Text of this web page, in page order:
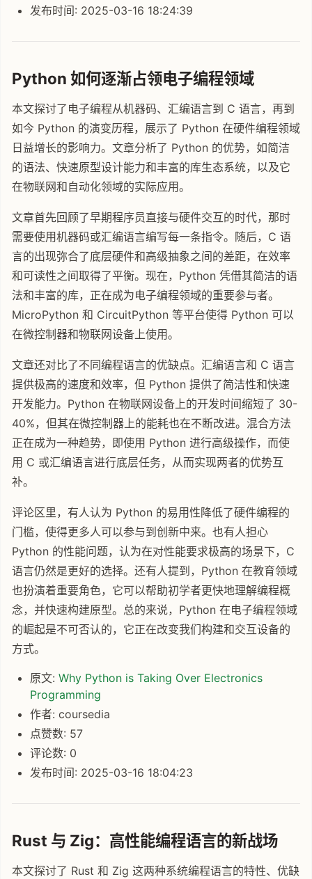
发布时间: 2025-03-16 18:24:39
Python 如何逐渐占领电子编程领域
本文探讨了电子编程从机器码、汇编语言到 C 语言，再到
如今 Python 的演变历程，展示了 Python 在硬件编程领域
日益增长的影响力。文章分析了 Python 的优势，如简洁
的语法、快速原型设计能力和丰富的库生态系统，以及它
在物联网和自动化领域的实际应用。
文章首先回顾了早期程序员直接与硬件交互的时代，那时
需要使用机器码或汇编语言编写每一条指令。随后，C 语
言的出现弥合了底层硬件和高级抽象之间的差距，在效率
和可读性之间取得了平衡。现在，Python 凭借其简洁的语
法和丰富的库，正在成为电子编程领域的重要参与者。
MicroPython 和 CircuitPython 等平台使得 Python 可以
在微控制器和物联网设备上使用。
文章还对比了不同编程语言的优缺点。汇编语言和 C 语言
提供极高的速度和效率，但 Python 提供了简洁性和快速
开发能力。Python 在物联网设备上的开发时间缩短了 30-
40%，但其在微控制器上的能耗也在不断改进。混合方法
正在成为一种趋势，即使用 Python 进行高级操作，而使
用 C 或汇编语言进行底层任务，从而实现两者的优势互
补。
评论区里，有人认为 Python 的易用性降低了硬件编程的
门槛，使得更多人可以参与到创新中来。也有人担心
Python 的性能问题，认为在对性能要求极高的场景下，C
语言仍然是更好的选择。还有人提到，Python 在教育领域
也扮演着重要角色，它可以帮助初学者更快地理解编程概
念，并快速构建原型。总的来说，Python 在电子编程领域
的崛起是不可否认的，它正在改变我们构建和交互设备的
方式。
原文: Why Python is Taking Over Electronics
Programming
作者: coursedia
点赞数: 57
评论数: 0
发布时间: 2025-03-16 18:04:23
Rust 与 Zig：高性能编程语言的新战场
本文探讨了 Rust 和 Zig 这两种系统编程语言的特性、优缺